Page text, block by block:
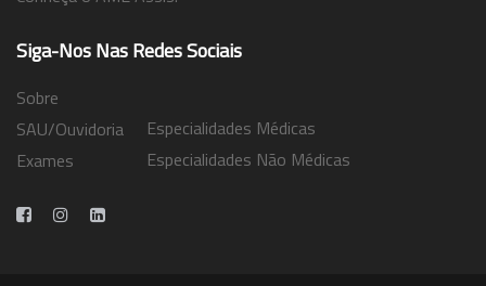
Siga-Nos Nas Redes Sociais
Sobre
SAU/Ouvidoria
Exames
Especialidades Médicas
Especialidades Não Médicas